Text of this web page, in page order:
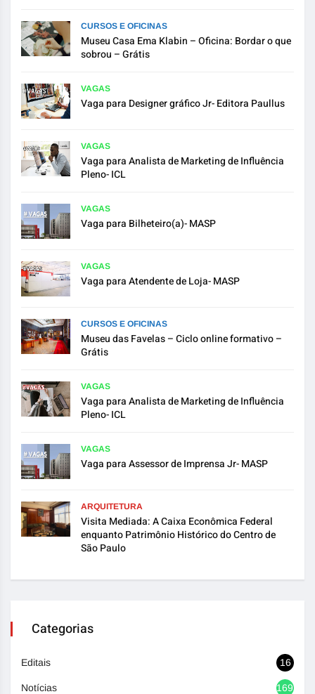
CURSOS E OFICINAS
Museu Casa Ema Klabin – Oficina: Bordar o que
sobrou – Grátis
VAGAS
Vaga para Designer gráfico Jr- Editora Paullus
VAGAS
Vaga para Analista de Marketing de Influência
Pleno- ICL
VAGAS
Vaga para Bilheteiro(a)- MASP
VAGAS
Vaga para Atendente de Loja- MASP
CURSOS E OFICINAS
Museu das Favelas – Ciclo online formativo –
Grátis
VAGAS
Vaga para Analista de Marketing de Influência
Pleno- ICL
VAGAS
Vaga para Assessor de Imprensa Jr- MASP
ARQUITETURA
Visita Mediada: A Caixa Econômica Federal
enquanto Patrimônio Histórico do Centro de
São Paulo
Categorias
Editais 16
Notícias 1692